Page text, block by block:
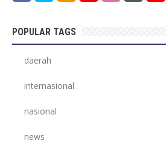
POPULAR TAGS
daerah
internasional
nasional
news